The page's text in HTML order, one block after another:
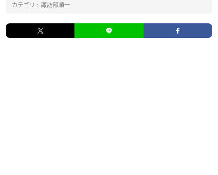
カテゴリ : 諏訪部順一